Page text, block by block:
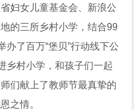
妇女儿童基金会、新浪公
的三所乡村小学，结合99
办了百万“堡贝”行动线下公
乡村小学，和孩子们一起
们献上了教师节最真挚的
之情。